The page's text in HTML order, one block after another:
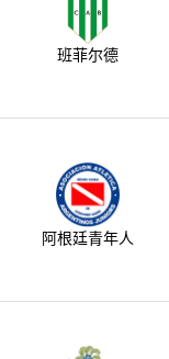
班菲尔德
阿根廷青年人